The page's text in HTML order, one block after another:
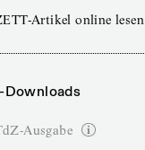
Artikel online lesen
Downloads
Ausgabe